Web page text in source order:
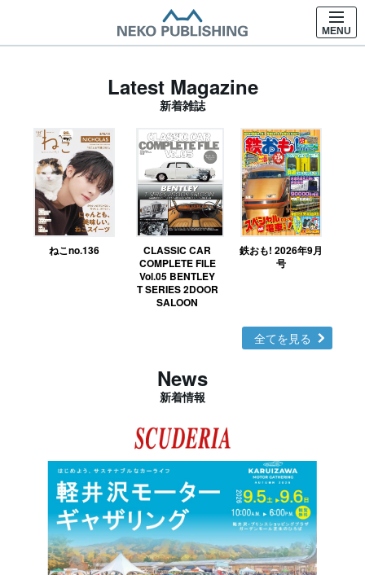
MENU
Latest Magazine
新着雑誌
ねこno.136
CLASSIC CAR
COMPLETE FILE
Vol.05 BENTLEY
T SERIES 2DOOR
SALOON
鉄おも! 2026年9月
号
全てを見る
News
新着情報